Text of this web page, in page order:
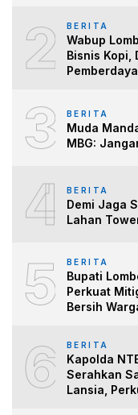
2 BERITA
Wabup
Bisnis Kopi,
3 BERITA
Muda
MBG:
4 BERITA
Demi Jaga
Lahan
5 BERITA
Bupati
Perkuat
Bersih
6 BERITA
Kapolda
Serahkan
Lansia,